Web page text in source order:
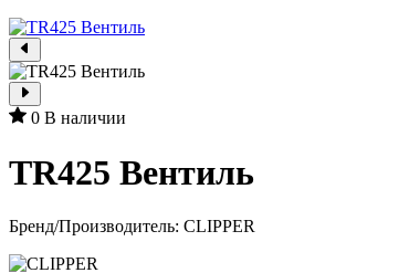
0 В наличии
TR425 Вентиль
Бренд/Производитель: CLIPPER